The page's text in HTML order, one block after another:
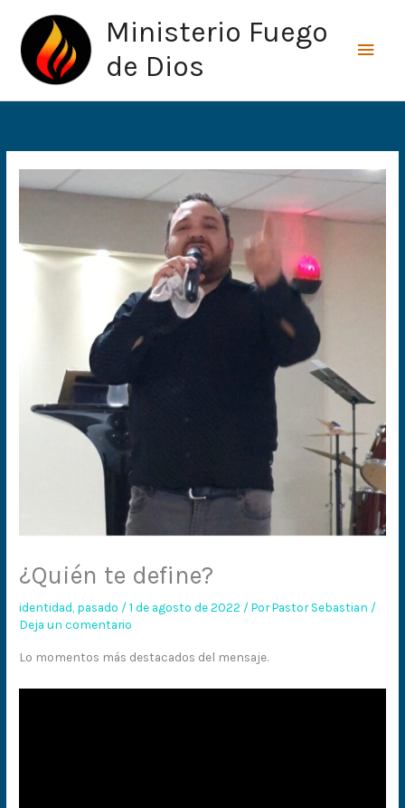
contenido
Ministerio Fuego
de Dios
¿Quién te define?
identidad, pasado /1 de agosto de 2022 / PorPastor Sebastian /
Deja un comentario
Lo momentos más destacados del mensaje.